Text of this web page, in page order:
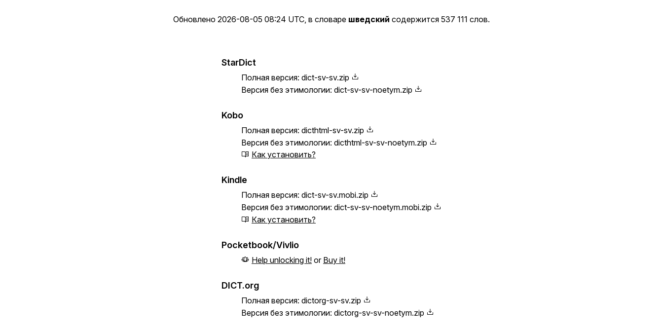
Обновлено 2026-08-05 08:24 UTC , в словаре шведский содержится 537 111 слов.
StarDict
Полная версия: dict-sv-sv.zip
Версия без этимологии: dict-sv-sv-noetym.zip
Kobo
Полная версия: dicthtml-sv-sv.zip
Версия без этимологии: dicthtml-sv-sv-noetym.zip
Как установить?
Kindle
Полная версия: dict-sv-sv.mobi.zip
Версия без этимологии: dict-sv-sv-noetym.mobi.zip
Как установить?
Pocketbook/Vivlio
Help unlocking it! or Buy it!
DICT.org
Полная версия: dictorg-sv-sv.zip
Версия без этимологии: dictorg-sv-sv-noetym.zip